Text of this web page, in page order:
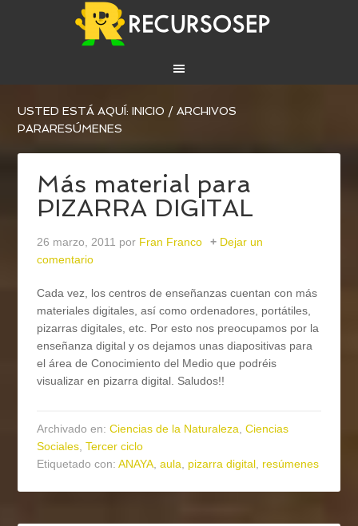
USTED ESTÁ AQUÍ:INICIO / ARCHIVOS
PARARESÚMENES
Más material para
PIZARRA DIGITAL
26 marzo, 2011 por Fran Franco
Dejar un
comentario
Cada vez, los centros de enseñanzas cuentan con más
materiales digitales, así como ordenadores, portátiles,
pizarras digitales, etc. Por esto nos preocupamos por la
enseñanza digital y os dejamos unas diapositivas para
el área de Conocimiento del Medio que podréis
visualizar en pizarra digital. Saludos!!
Archivado en:Ciencias de la Naturaleza,Ciencias
Sociales,Tercer ciclo
Etiquetado con:ANAYA,aula, pizarra digital, resúmenes